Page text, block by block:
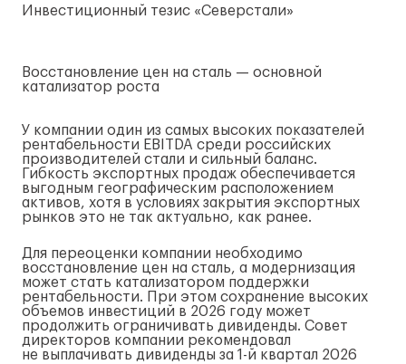
Инвестиционный тезис «Северстали»
Восстановление цен на сталь — основной
катализатор роста
У компании один из самых высоких показателей
рентабельности EBITDA среди российских
производителей стали и сильный баланс.
Гибкость экспортных продаж обеспечивается
выгодным географическим расположением
активов, хотя в условиях закрытия экспортных
рынков это не так актуально, как ранее.
Для переоценки компании необходимо
восстановление цен на сталь, а модернизация
может стать катализатором поддержки
рентабельности. При этом сохранение высоких
объемов инвестиций в 2026 году может
продолжить ограничивать дивиденды. Совет
директоров компании рекомендовал
не выплачивать дивиденды за 1-й квартал 2026